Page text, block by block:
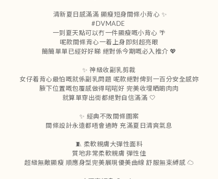
清新夏日感滿滿 顯瘦短身間條小背心 ✨
#DVMADE
一到夏天點可以冇一件顯瘦嘅小背心 🌴
呢款間條背心一着上身即刻超亮眼
簡簡單單已經好好睇 絕對係今期嘅必入推介 💖
✨ 神級收副乳剪裁
女仔着背心最怕嘅就係副乳問題 呢款絕對俾到一百分安全感妳
腋下位置嘅包覆感做得啱啱好 完美收埋晒啲肉肉
就算單穿出街都絕對自信滿滿 🤍
✨ 經典不敗間條圖案
間條設計永遠都唔會過時 充滿夏日清爽氣息
🧵 柔軟親膚大彈性面料
質地非常柔軟親膚 彈性佳
超級無敵顯瘦 順應身型完美展現優美曲線 舒服無束縛感 ☁️